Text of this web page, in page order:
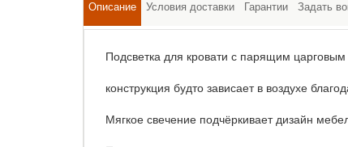
Описание Условия доставки Гарантии Задать
Подсветка для кровати с парящим
конструкция будто зависает в воздухе
Мягкое свечение подчёркивает дизайн